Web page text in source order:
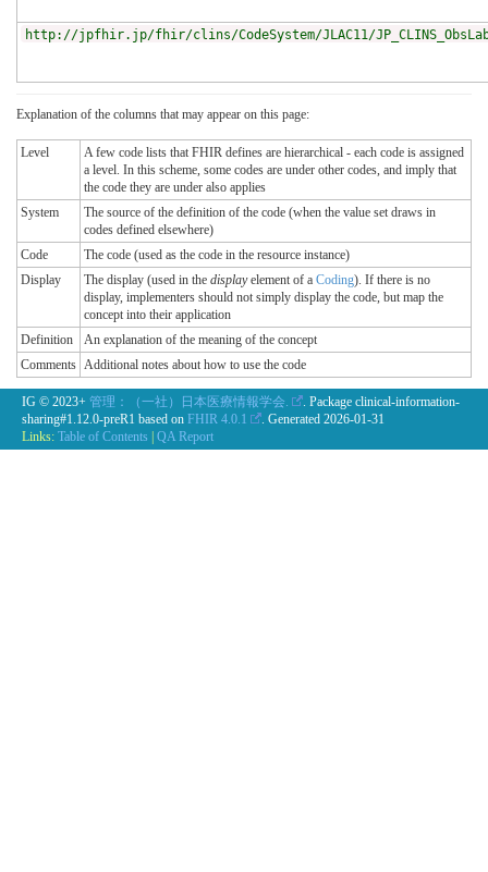
http://jpfhir.jp/fhir/clins/CodeSystem/JLAC11/
Explanation of the columns that may appear on this page:
Level
A few code lists that FHIR defines are hierarchical - each code is assigned
a level. In this scheme, some codes are under other codes, and imply that
the code they are under also applies
System
The source of the definition of the code (when the value set draws in
codes defined elsewhere)
Code
The code (used as the code in the resource instance)
Display
The display (used in the displayelement of a Coding). If there is no
display, implementers should not simply display the code, but map the
concept into their application
Definition
An explanation of the meaning of the concept
Comments Additional notes about how to use the code
IG © 2023+ 管理：（一社）日本医療情報学会.
. Package clinical-information-
sharing#1.12.0-preR1 based on FHIR 4.0.1 . Generated 2026-01-31
Links: Table of Contents QA Report